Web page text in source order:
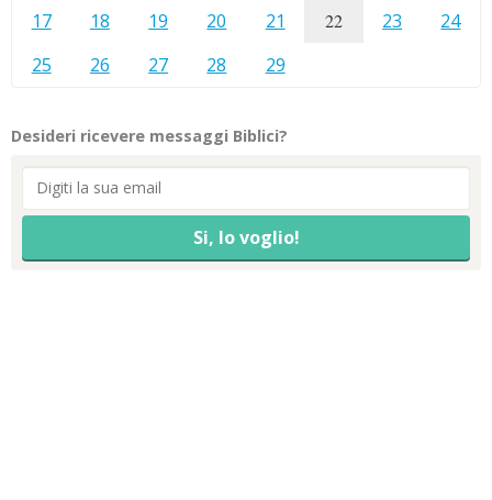
17
18 19 20 21 22 23
24
25
26 27 28 29
Desideri ricevere messaggi Biblici?